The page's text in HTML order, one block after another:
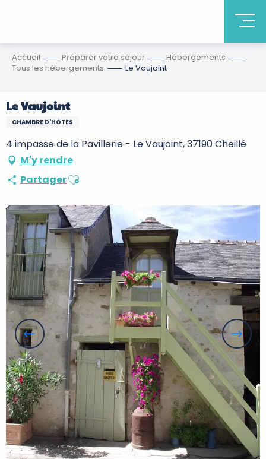
Accueil Préparer votre séjour
Hébergements
Tous les hébergements
Le Vaujoint
Le Vaujoint
CHAMBRE D'HÔTES
4 impasse de la Pavillerie - Le Vaujoint, 37190 Cheillé
M'y rendre
PartagerAjouter aux favoris